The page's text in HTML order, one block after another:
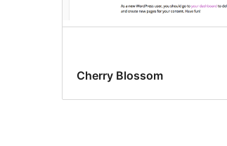
Cherry Blossom